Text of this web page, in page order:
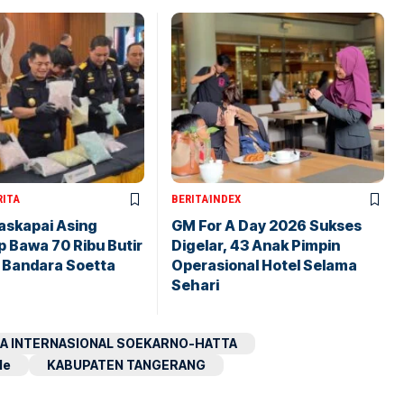
Asing
Bawa 70 Ribu Butir
Bandara Soetta
BERITAINDEX
GM For A Day 2026 Sukses
Digelar, 43 Anak Pimpin
Operasional Hotel Selama
Sehari
INTERNASIONAL SOEKARNO-HATTA
KABUPATEN TANGERANG